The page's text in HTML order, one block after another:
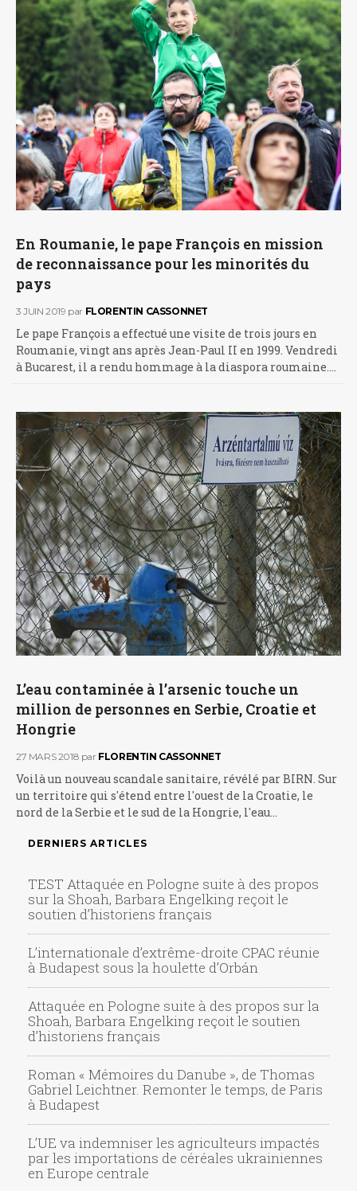
En Roumanie, le pape François en mission
de reconnaissance pour les minorités du
pays
3 JUIN 2019 par FLORENTIN CASSONNET
Le pape François a effectué une visite de trois jours en
Roumanie, vingt ans après Jean-Paul II en 1999. Vendredi
à Bucarest, il a rendu hommage à la diaspora roumaine.…
L’eau contaminée à l’arsenic touche un
million de personnes en Serbie, Croatie et
Hongrie
27 MARS 2018 par FLORENTIN CASSONNET
Voilà un nouveau scandale sanitaire, révélé par BIRN. Sur
un territoire qui s'étend entre l'ouest de la Croatie, le
nord de la Serbie et le sud de la Hongrie, l'eau…
DERNIERS ARTICLES
TEST Attaquée en Pologne suite à des propos
sur la Shoah, Barbara Engelking reçoit le
soutien d’historiens français
L’internationale d’extrême-droite CPAC réunie
à Budapest sous la houlette d’Orbán
Attaquée en Pologne suite à des propos sur la
Shoah, Barbara Engelking reçoit le soutien
d’historiens français
Roman « Mémoires du Danube », de Thomas
Gabriel Leichtner. Remonter le temps, de Paris
à Budapest
L’UE va indemniser les agriculteurs impactés
par les importations de céréales ukrainiennes
en Europe centrale